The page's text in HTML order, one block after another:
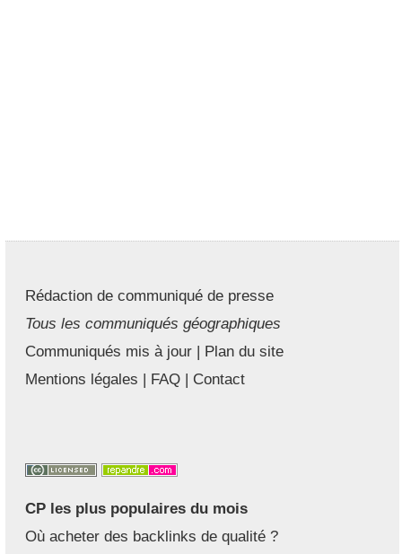
Rédaction de communiqué de presse
Tous les communiqués géographiques
Communiqués mis à jour | Plan du site
Mentions légales | FAQ | Contact
CP les plus populaires du mois
Où acheter des backlinks de qualité ?